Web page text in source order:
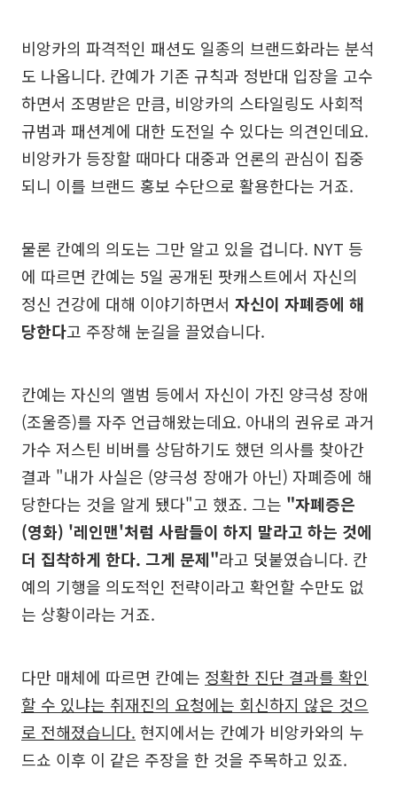
비앙카의 파격적인 패션도 일종의 브랜드화라는 분석
도 나옵니다. 칸예가 기존 규칙과 정반대 입장을 고수
하면서 조명받은 만큼, 비앙카의 스타일링도 사회적
규범과 패션계에 대한 도전일 수 있다는 의견인데요.
비앙카가 등장할 때마다 대중과 언론의 관심이 집중
되니 이를 브랜드 홍보 수단으로 활용한다는 거죠.
물론 칸예의 의도는 그만 알고 있을 겁니다. NYT 등
에 따르면 칸예는 5일 공개된 팟캐스트에서 자신의
정신 건강에 대해 이야기하면서 자신이 자폐증에 해
당한다고 주장해 눈길을 끌었습니다.
칸예는 자신의 앨범 등에서 자신이 가진 양극성 장애
(조울증)를 자주 언급해왔는데요. 아내의 권유로 과거
가수 저스틴 비버를 상담하기도 했던 의사를 찾아간
결과 "내가 사실은 (양극성 장애가 아닌) 자폐증에 해
당한다는 것을 알게 됐다"고 했죠. 그는 "자폐증은
(영화) '레인맨'처럼 사람들이 하지 말라고 하는 것에
더 집착하게 한다. 그게 문제"라고 덧붙였습니다. 칸
예의 기행을 의도적인 전략이라고 확언할 수만도 없
는 상황이라는 거죠.
다만 매체에 따르면 칸예는 정확한 진단 결과를 확인
할 수 있냐는 취재진의 요청에는 회신하지 않은 것으
로 전해졌습니다. 현지에서는 칸예가 비앙카와의 누
드쇼 이후 이 같은 주장을 한 것을 주목하고 있죠.